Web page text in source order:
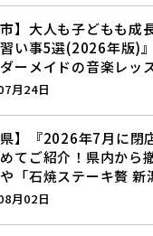
市】大人も子どもも成
い事5選(2026年版)
ダーメイドの音楽レッ
クシング」で新しい
月24日
県】『2026年7月に閉
てご紹介！県内から
「石焼ステーキ贅 新
幕…。
月02日